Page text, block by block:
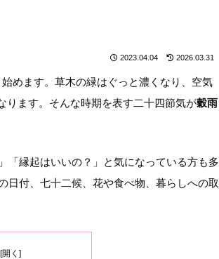
2023.04.04 2026.03.31
めます。草木の緑はぐっと濃くなり、空気
ります。そんな時期を表す二十四節気が穀雨
「縁起はいいの？」と気になっている方も多
日付、七十二候、花や食べ物、暮らしへの取